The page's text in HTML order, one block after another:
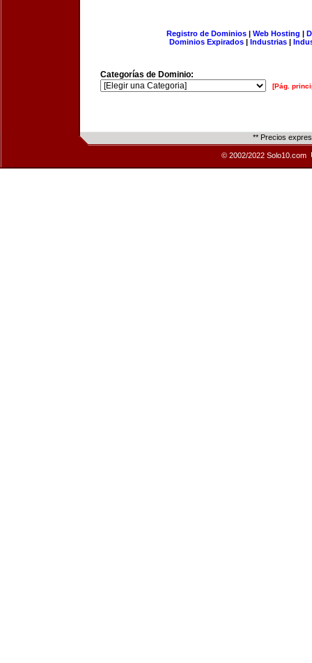
Registro de Dominios| Web Hosting |
Dominios Expirados | Industrias |
Categorías de Dominio:
[Pág.
** Precios
© 2002/2022 Solo10.com